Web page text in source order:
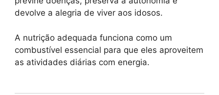
devolve a alegria de viver aos idosos.
A nutrição adequada funciona como um
combustível essencial para que eles aproveitem
as atividades diárias com energia.